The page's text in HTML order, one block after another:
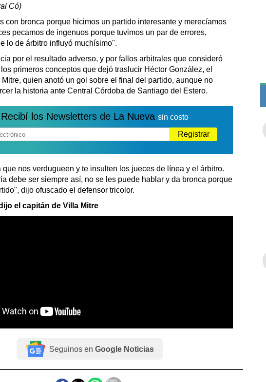
Datos Útiles
Fúnebres
Edictos
Teléfonos de urgencia
Có)
con bronca porque hicimos un partido interesante y merecíamos
pecamos de ingenuos porque tuvimos un par de errores,
lo de árbitro influyó muchísimo".
por el resultado adverso, y por fallos arbitrales que consideró
primeros conceptos que dejó traslucir Héctor González, el
quien anotó un gol sobre el final del partido, aunque no
la historia ante Central Córdoba de Santiago del Estero.
Recibí los Newsletters de La Nueva sin costo
Registrar
nos verdugueen y te insulten los jueces de línea y el árbitro.
debe ser siempre así, no se les puede hablar y da bronca porque
dijo ofuscado el defensor tricolor.
el capitán de Villa Mitre
Seguinos en Google Noticias